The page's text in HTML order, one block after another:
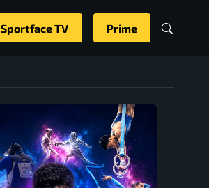
Sportface TV Prime